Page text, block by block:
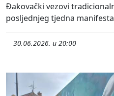
Đakovački vezovi
posljednjeg tjedna
30.06.2026. u 20:00